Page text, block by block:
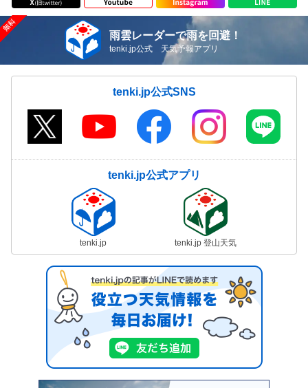
雨雲レーダーで雨を回避！
tenki.jp公式 天気予報アプリ
tenki.jp公式SNS
tenki.jp公式アプリ
tenki.jp tenki.jp 登山天気